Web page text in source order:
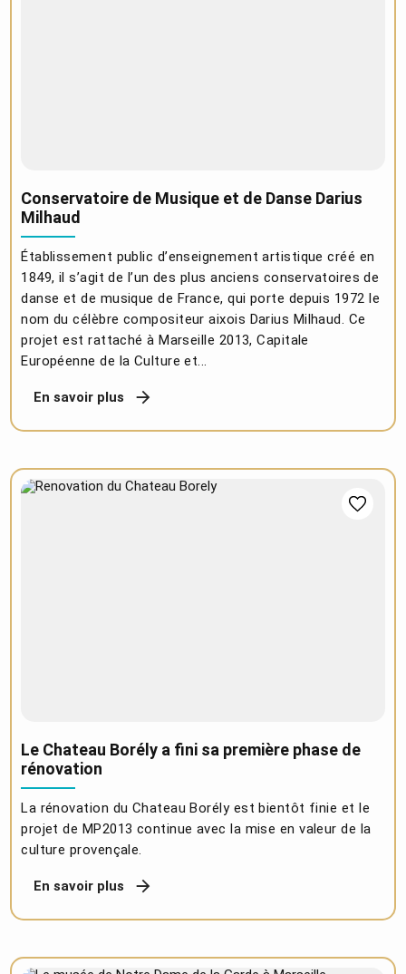
Conservatoire de Musique et de Danse Darius
Milhaud
Établissement public d’enseignement artistique créé en
1849, il s’agit de l’un des plus anciens conservatoires de
danse et de musique de France, qui porte depuis 1972 le
nom du célèbre compositeur aixois Darius Milhaud. Ce
projet est rattaché à Marseille 2013, Capitale
Européenne de la Culture et...
En savoir plus
Le Chateau Borély a fini sa première phase de
rénovation
La rénovation du Chateau Borély est bientôt finie et le
projet de MP2013 continue avec la mise en valeur de la
culture provençale.
En savoir plus